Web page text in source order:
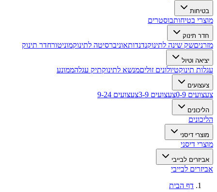
בטיחות
מוצרי בטיחותבוסטרים
חדר תינוק
מזרניםשק שינה לתינוקנדנדותאוניברסיטה לתינוקמוניטורחדר תינוק
יציאה וטיול
עגלות תינוקטיולונים זוליםמנשא לתינוקתיק עגלהממונע
צעצועים
צעצועים 0-9 צעצועים 3-9 צעצועים 9-24
הליכונים
הליכונים
מוצרי דיסני
מוצרי דיסני
אביזרים לבייבי
אביזרים לבייבי
דף הבית